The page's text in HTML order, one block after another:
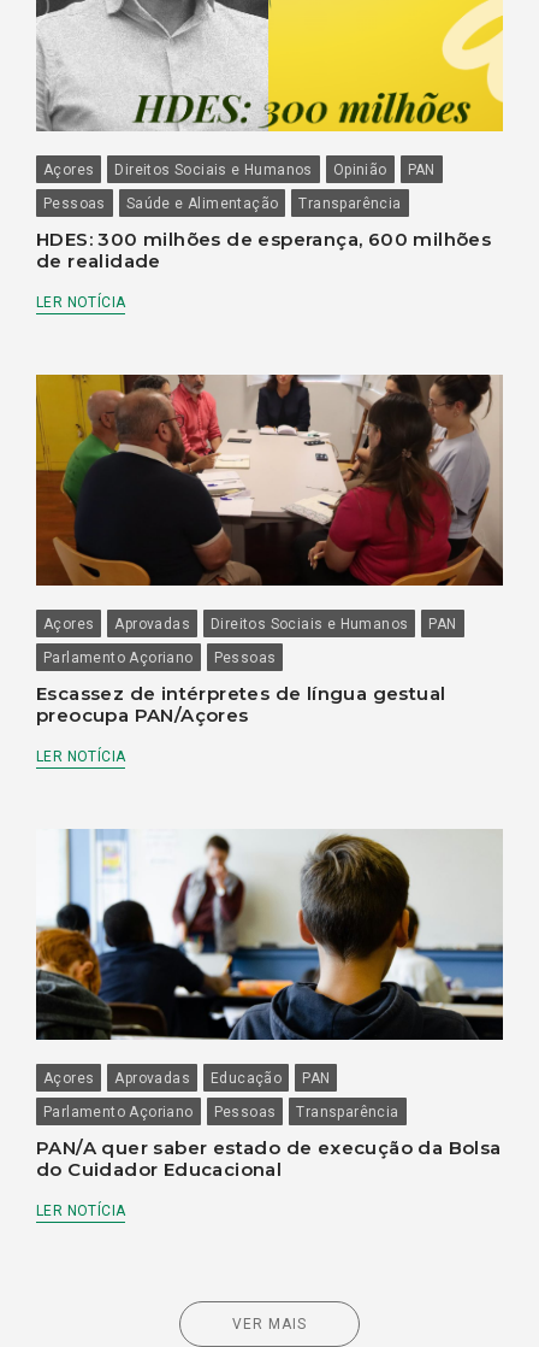
Açores Direitos Sociais e Humanos Opinião
PAN
Pessoas
Saúde e Alimentação Transparência
HDES: 300 milhões de esperança, 600 milhões
de realidade
LER NOTÍCIA
Açores Aprovadas Direitos Sociais e Humanos
PAN
Parlamento Açoriano
Pessoas
Escassez de intérpretes de língua gestual
preocupa PAN/Açores
LER NOTÍCIA
Açores Aprovadas Educação
PAN
Parlamento Açoriano
Pessoas Transparência
PAN/A quer saber estado de execução da Bolsa
do Cuidador Educacional
LER NOTÍCIA
VER MAIS